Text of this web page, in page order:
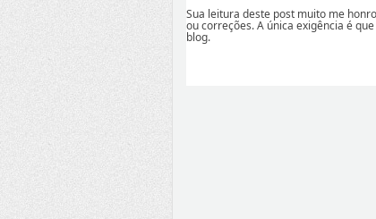
Sua leitura deste post muito me
ou correções. A única exigência é
blog.